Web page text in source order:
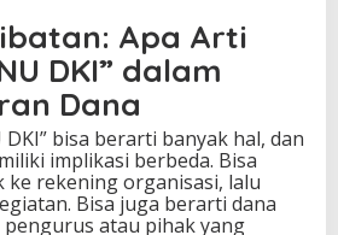
Apa Arti
DKI” dalam
Dana
DKI” bisa berarti banyak hal, dan
implikasi berbeda. Bisa
ke rekening organisasi, lalu
Bisa juga berarti dana
atau pihak yang